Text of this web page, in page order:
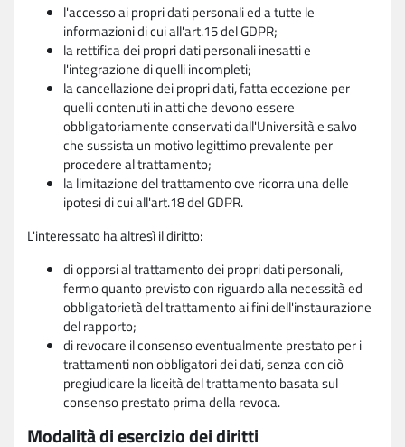
l'accesso ai propri dati personali ed a tutte le
informazioni di cui all'art.15 del GDPR;
la rettifica dei propri dati personali inesatti e
l'integrazione di quelli incompleti;
la cancellazione dei propri dati, fatta eccezione per
quelli contenuti in atti che devono essere
obbligatoriamente conservati dall'Università e salvo
che sussista un motivo legittimo prevalente per
procedere al trattamento;
la limitazione del trattamento ove ricorra una delle
ipotesi di cui all'art.18 del GDPR.
L'interessato ha altresì il diritto:
di opporsi al trattamento dei propri dati personali,
fermo quanto previsto con riguardo alla necessità ed
obbligatorietà del trattamento ai fini dell'instaurazione
del rapporto;
di revocare il consenso eventualmente prestato per i
trattamenti non obbligatori dei dati, senza con ciò
pregiudicare la liceità del trattamento basata sul
consenso prestato prima della revoca.
Modalità di esercizio dei diritti